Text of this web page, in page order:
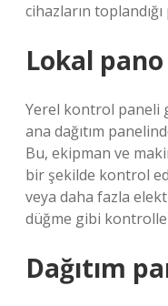
cihazların
Lokal
Yerel kontrol paneli
ana dağıtım
Bu, ekipman ve
bir şekilde kontrol
veya daha fazla
düğme gibi
Dağıtım